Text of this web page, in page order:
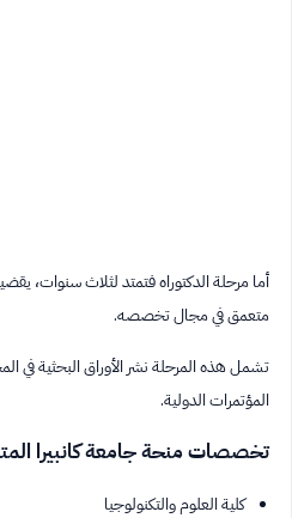
أما مرحلة الدكتوراه فتمتد لثلاث سنوات،
متعمق في مجال تخصصه.
تشمل هذه المرحلة نشر الأوراق البحثية في
المؤتمرات الدولية.
تخصصات منحة جامعة كانبيرا
كلية العلوم والتكنولوجيا